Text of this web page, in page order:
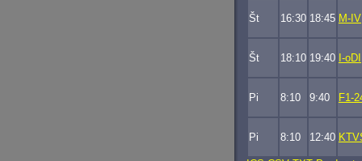
Št 16:30 18:45 M-IV
Št 18:10 19:40 I-oDI
Pi 8:10 9:40 F1-
Pi 8:10 12:40